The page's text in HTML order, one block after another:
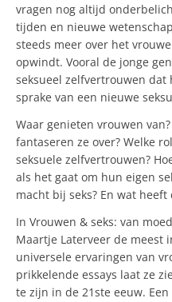
vragen nog altijd
tijden en nieuwe
steeds meer over het
opwindt. Vooral de jonge
seksueel zelfvertrouwen
sprake van een nieuwe
Waar genieten vrouwen
fantaseren ze over? Welke
seksuele zelfvertrouwen?
als het gaat om hun eigen
macht bij seks? En wat
In Vrouwen & seks: van
Maartje Laterveer de meest
universele ervaringen van
prikkelende essays laat ze
te zijn in de 21ste eeuw.